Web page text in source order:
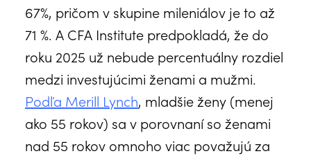
67%, pričom v skupine mileniálov je to až
71 %. A CFA Institute predpokladá, že do
roku 2025 už nebude percentuálny rozdiel
medzi investujúcimi ženami a mužmi.
Podľa Merill Lynch, mladšie ženy (menej
ako 55 rokov) sa v porovnaní so ženami
nad 55 rokov omnoho viac považujú za